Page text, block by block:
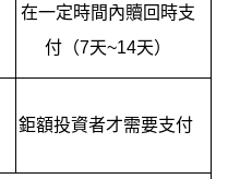
在一定時間內贖回時支
付（7天~14天）
鉅額投資者才需要支付